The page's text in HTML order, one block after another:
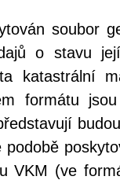
soubor
o stavu
katastrální
formátu
VKM (ve